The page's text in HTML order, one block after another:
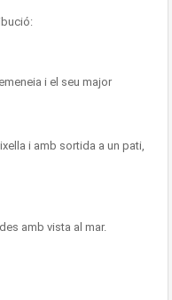
i el seu major
i amb sortida a un pati,
amb vista al mar.